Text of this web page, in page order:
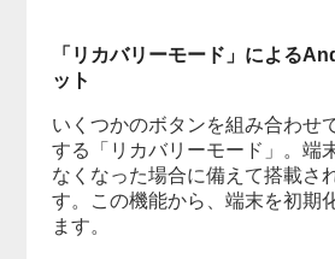
「リカバリーモード」による
ット
いくつかのボタンを組み合わせ
する「リカバリーモード」。端
なくなった場合に備えて搭載さ
す。この機能から、端末を初期
ます。